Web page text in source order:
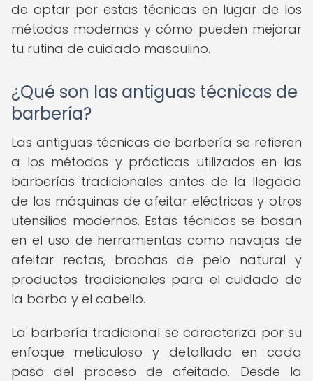
de optar por estas técnicas en lugar de los
métodos modernos y cómo pueden mejorar
tu rutina de cuidado masculino.
¿Qué son las antiguas técnicas de
barbería?
Las antiguas técnicas de barbería se refieren
a los métodos y prácticas utilizados en las
barberías tradicionales antes de la llegada
de las máquinas de afeitar eléctricas y otros
utensilios modernos. Estas técnicas se basan
en el uso de herramientas como navajas de
afeitar rectas, brochas de pelo natural y
productos tradicionales para el cuidado de
la barba y el cabello.
La barbería tradicional se caracteriza por su
enfoque meticuloso y detallado en cada
paso del proceso de afeitado. Desde la